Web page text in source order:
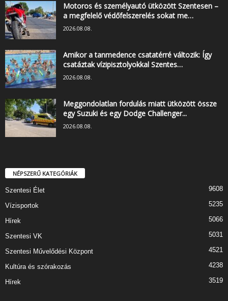
Motoros és személyautó ütközött Szentesen –
a megfelelő védőfelszerelés sokat me…
2026.08.08.
Amikor a tanmedence csatatérré változik: Így
csatáztak vízipisztolyokkal Szentes…
2026.08.08.
Meggondolatlan fordulás miatt ütközött össze
egy Suzuki és egy Dodge Challenger...
2026.08.08.
NÉPSZERŰ KATEGÓRIÁK
Szentesi Élet 9608
Vízisportok 5235
Hírek 5066
Szentesi VK 5031
Szentesi Művelődési Központ 4521
Kultúra és szórakozás 4238
Hírek 3519